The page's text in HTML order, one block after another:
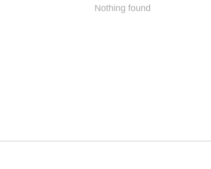
Nothing found